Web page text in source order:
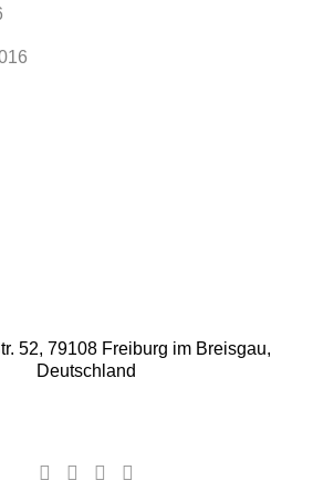
52, 79108 Freiburg im Breisgau,
Deutschland
Facebook-
GoogleYouTube-
Instagram